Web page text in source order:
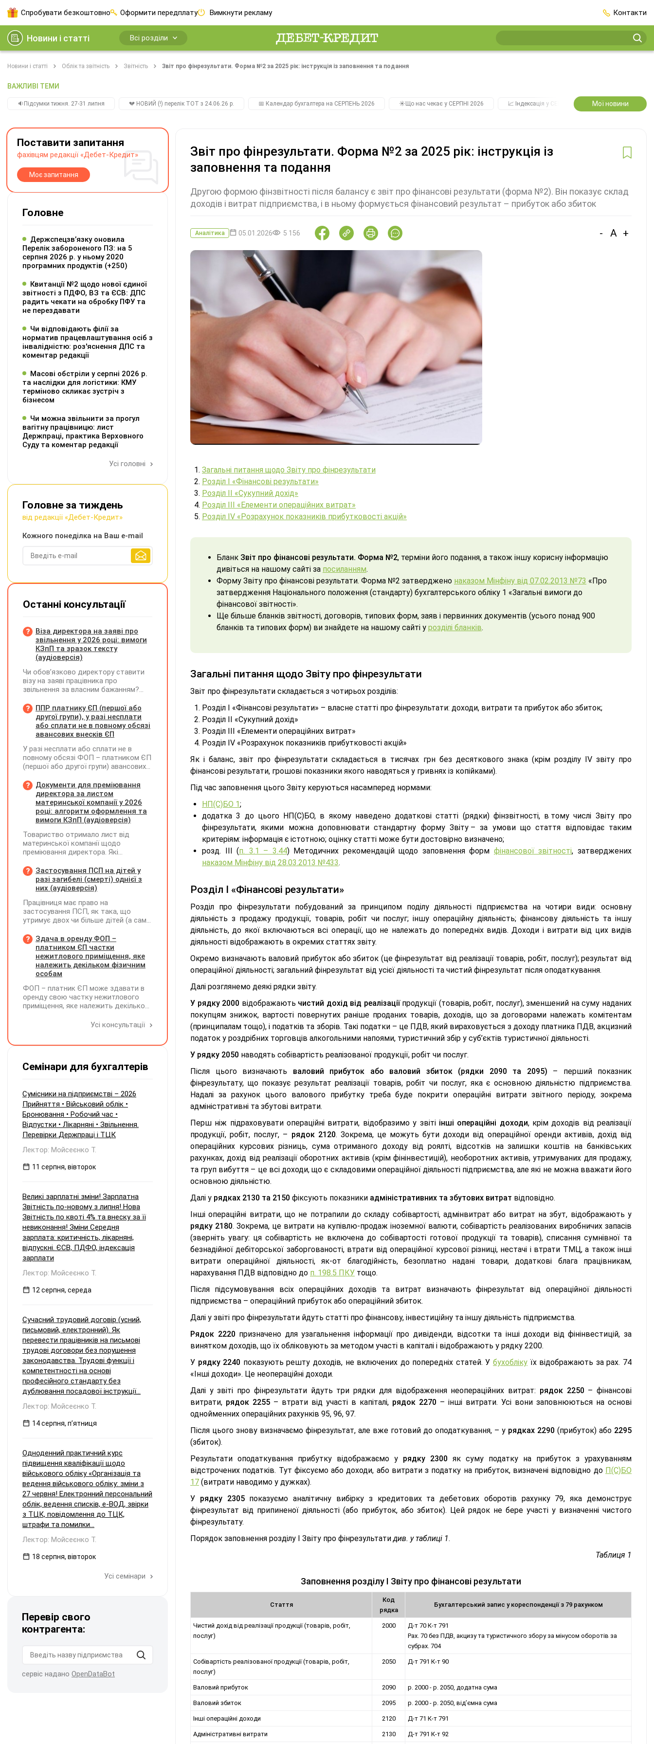
Спробувати безкоштовно Оформити передплату Вимкнути рекламу Контакти
Новини і статті Всі розділи
Новини і статті Облік та звітність Звітність Звіт про фінрезультати. Форма №2 за 2025 рік: інструкція із заповнення та подання
ВАЖЛИВІ ТЕМИ
🔉Підсумки тижня. 27-31 липня 💔 НОВИЙ (!) перелік ТОТ з 24.06.26 р. 📅 Календар бухгалтера на СЕРПЕНЬ 2026 ☀️Що нас чекає у СЕРПНІ 2026 📈 Індексація у СЕРПНІ 2️⃣0️⃣2️⃣7️⃣ Усі
Мої новини
Звіт про фінрезультати. Форма №2 за 2025 рік: інструкція із
заповнення та подання
Другою формою фінзвітності після балансу є звіт про фінансові результати (форма №2). Він показує склад
доходів і витрат підприємства, і в ньому формується фінансовий результат – прибуток або збиток
Аналітика 05.01.2026 5 156 - A +
Загальні питання щодо Звіту про фінрезультати
Розділ I «Фінансові результати»
Розділ II «Сукупний дохід»
Розділ III «Елементи операційних витрат»
Розділ IV «Розрахунок показників прибутковості акцій»
Бланк Звіт про фінансові результати. Форма №2, терміни його подання, а також іншу корисну інформацію
дивіться на нашому сайті за посиланням.
Форму Звіту про фінансові результати. Форма №2 затверджено наказом Мінфіну від 07.02.2013 №73 «Про
затвердження Національного положення (стандарту) бухгалтерського обліку 1 «Загальні вимоги до
фінансової звітності».
Ще більше бланків звітності, договорів, типових форм, заяв і первинних документів (усього понад 900
бланків та типових форм) ви знайдете на нашому сайті у розділі бланків.
Загальні питання щодо Звіту про фінрезультати
Звіт про фінрезультати складається з чотирьох розділів:
Розділ I «Фінансові результати» – власне статті про фінрезультати: доходи, витрати та прибуток або збиток;
Розділ II «Сукупний дохід»
Розділ III «Елементи операційних витрат»
Розділ IV «Розрахунок показників прибутковості акцій»
Як і баланс, звіт про фінрезультати складається в тисячах грн без десяткового знака (крім розділу IV звіту про
фінансові результати, грошові показники якого наводяться у гривнях із копійками).
Під час заповнення цього Звіту керуються насамперед нормами:
НП(С)БО 1;
додатка 3 до цього НП(С)БО, в якому наведено додаткові статті (рядки) фінзвітності, в тому числі Звіту про
фінрезультати, якими можна доповнювати стандартну форму Звіту – за умови що стаття відповідає таким
критеріям: інформація є істотною; оцінку статті може бути достовірно визначено;
розд. ІІІ (п. 3.1 – 3.44) Методичних рекомендацій щодо заповнення форм фінансової звітності, затверджених
наказом Мінфіну від 28.03.2013 №433.
Розділ I «Фінансові результати»
Розділ про фінрезультати побудований за принципом поділу діяльності підприємства на чотири види: основну
діяльність з продажу продукції, товарів, робіт чи послуг; іншу операційну діяльність; фінансову діяльність та іншу
діяльність, до якої включаються всі операції, що не належать до попередніх видів. Доходи і витрати від цих видів
діяльності відображають в окремих статтях звіту.
Окремо визначають валовий прибуток або збиток (це фінрезультат від реалізації товарів, робіт, послуг); результат від
операційної діяльності; загальний фінрезультат від усієї діяльності та чистий фінрезультат після оподаткування.
Далі розглянемо деякі рядки звіту.
У рядку 2000 відображають чистий дохід від реалізаціїпродукції (товарів, робіт, послуг), зменшений на суму наданих
покупцям знижок, вартості повернутих раніше проданих товарів, доходів, що за договорами належать комітентам
(принципалам тощо), і податків та зборів. Такі податки – це ПДВ, який вираховується з доходу платника ПДВ, акцизний
податок у роздрібних торговців алкогольними напоями, туристичний збір у суб’єктів туристичної діяльності.
У рядку 2050 наводять собівартість реалізованої продукції, робіт чи послуг.
Після цього визначають валовий прибуток або валовий збиток (рядки 2090 та 2095) – перший показник
фінрезультату, що показує результат реалізації товарів, робіт чи послуг, яка є основною діяльністю підприємства.
Надалі за рахунок цього валового прибутку треба буде покрити операційні витрати звітного періоду, зокрема
адміністративні та збутові витрати.
Перш ніж підраховувати операційні витрати, відобразимо у звіті інші операційні доходи, крім доходів від реалізації
продукції, робіт, послуг, – рядок 2120. Зокрема, це можуть бути доходи від операційної оренди активів, дохід від
операційних курсових різниць, сума отриманого доходу від роялті, відсотків на залишки коштів на банківських
рахунках, дохід від реалізації оборотних активів (крім фінінвестицій), необоротних активів, утримуваних для продажу,
та груп вибуття – це всі доходи, що є складовими операційної діяльності підприємства, але які не можна вважати його
основною діяльністю.
Далі у рядках 2130 та 2150 фіксують показники адміністративних та збутових витрат відповідно.
Інші операційні витрати, що не потрапили до складу собівартості, адмінвитрат або витрат на збут, відображають у
рядку 2180. Зокрема, це витрати на купівлю-продаж іноземної валюти, собівартість реалізованих виробничих запасів
(зверніть увагу: ця собівартість не включена до собівартості готової продукції та товарів), списання сумнівної та
безнадійної дебіторської заборгованості, втрати від операційної курсової різниці, нестачі і втрати ТМЦ, а також інші
витрати операційної діяльності, як-от благодійність, безоплатно надані товари, додаткові блага працівникам,
нарахування ПДВ відповідно до п. 198.5 ПКУ тощо.
Після підсумовування всіх операційних доходів та витрат визначають фінрезультат від операційної діяльності
підприємства – операційний прибуток або операційний збиток.
Далі у звіті про фінрезультати йдуть статті про фінансову, інвестиційну та іншу діяльність підприємства.
Рядок 2220 призначено для узагальнення інформації про дивіденди, відсотки та інші доходи від фінінвестицій, за
винятком доходів, що їх обліковують за методом участі в капіталі і відображають у рядку 2200.
У рядку 2240 показують решту доходів, не включених до попередніх статей. Убухобліку їх відображають за рах. 74
«Iнші доходи». Це неопераційні доходи.
Далі у звіті про фінрезультати йдуть три рядки для відображення неопераційних витрат: рядок 2250 – фінансові
витрати, рядок 2255 – втрати від участі в капіталі, рядок 2270 – інші витрати. Усі вони заповнюються на основі
однойменних операційних рахунків 95, 96, 97.
Після цього знову визначаємо фінрезультат, але вже готовий до оподаткування, – у рядках 2290 (прибуток) або 2295
(збиток).
Результати оподаткування прибутку відображаємо у рядку 2300 як суму податку на прибуток з урахуванням
відстрочених податків. Тут фіксуємо або доходи, або витрати з податку на прибуток, визначені відповідно до П(С)БО
17 (витрати наводимо у дужках).
У рядку 2305показуємо аналітичну вибірку з кредитових та дебетових оборотів рахунку 79, яка демонструє
фінрезультат від припиненої діяльності (або прибуток, або збиток). Цей рядок не бере участі у визначенні чистого
фінрезультату.
Порядок заповнення розділу I Звіту про фінрезультатидив. у таблиці 1.
Таблиця 1
Заповнення розділу I Звіту про фінансові результати
Стаття
Код
рядка
Бухгалтерський запис у кореспонденції з 79 рахунком
Чистий дохід від реалізації продукції (товарів, робіт,
послуг)
2000
Д-т 70 К-т 791
Рах. 70 без ПДВ, акцизу та туристичного збору за мінусом оборотів за
субрах. 704
Собівартість реалізованої продукції (товарів, робіт,
послуг)
2050 Д-т 791 К-т 90
Валовий прибуток 2090 р. 2000 - р. 2050, додатна сума
Валовий збиток 2095 р. 2000 - р. 2050, від’ємна сума
Інші операційні доходи 2120 Д-т 71 К-т 791
Адміністративні витрати 2130 Д-т 791 К-т 92
Поставити запитання
фахівцям редакції «Дебет-Кредит»
Моє запитання
Головне
Держспецзв’язку оновила
Перелік забороненого ПЗ: на 5
серпня 2026 р. у ньому 2020
програмних продуктів (+250)
Квитанції №2 щодо нової єдиної
звітності з ПДФО, ВЗ та ЄСВ: ДПС
радить чекати на обробку ПФУ та
не перездавати
Чи відповідають філії за
норматив працевлаштування осіб з
інвалідністю: роз'яснення ДПС та
коментар редакції
Масові обстріли у серпні 2026 р.
та наслідки для логістики: КМУ
терміново скликає зустріч з
бізнесом
Чи можна звільнити за прогул
вагітну працівницю: лист
Держпраці, практика Верховного
Суду та коментар редакції
Усі головні
Головне за тиждень
від редакції «Дебет-Кредит»
Кожного понеділка на Ваш e-mail
Останні консультації
Віза директора на заяві про
звільнення у 2026 році: вимоги
КЗпП та зразок тексту
(аудіоверсія)
Чи обов’язково директору ставити
візу на заяві працівника про
звільнення за власним бажанням?
згідно з нормами КЗпП?
ППР платнику ЄП (першої або
другої групи), у разі несплати
або сплати не в повному обсязі
авансових внесків ЄП
У разі несплати або сплати не в
повному обсязі ФОП – платником ЄП
(першої або другої групи) авансових
результатами акта перевірки щодо
таких виявлених порушень
визначається сума штрафу та
складається ППР за формою «Ш»
Документи для преміювання
директора за листом
материнської компанії у 2026
році: алгоритм оформлення та
вимоги КЗпП (аудіоверсія)
Товариство отримало лист від
материнської компанії щодо
преміювання директора. Які
належного оформлення такої премії?
Застосування ПСП на дітей у
разі загибелі (смерті) однієї з
них (аудіоверсія)
Працівниця має право на
застосування ПСП, як така, що
утримує двох чи більше дітей (а саме
одна дитина загинула. Як надалі
правильно застосовувати ПСП?
Працівниця має подати нову заяву на
застосування ПСП?
Здача в оренду ФОП –
платником ЄП частки
нежитлового приміщення, яке
належить декільком фізичним
особам
ФОП – платник ЄП може здавати в
оренду свою частку нежитлового
приміщення, яке належить декільком
поділом на частки кожна з яких до
Усі консультації
Семінари для бухгалтерів
Сумісники на підприємстві – 2026
Прийняття • Військовий облік •
Бронювання • Робочий час •
Відпустки • Лікарняні • Звільнення.
Перевірки Держпраці і ТЦК
Лектор: Мойсеєнко Т.
11 серпня, вівторок
Великі зарплатні зміни! Зарплатна
Звітність по-новому з липня! Нова
Звітність по квоті 4% та внеску за її
невиконання! Зміни Середня
зарплата: критичність, лікарняні,
відпускні. ЄСВ, ПДФО, індексація
зарплати
Лектор: Мойсеєнко Т.
12 серпня, середа
Сучасний трудовий договір (усний,
письмовий, електронний). Як
перевести працівників на письмові
трудові договори без порушення
законодавства. Трудові функції і
компетентності на основі
професійного стандарту без
дублювання посадової інструкції...
Лектор: Мойсеєнко Т.
14 серпня, пʼятниця
Одноденний практичний курс
підвищення кваліфікації щодо
військового обліку «Організація та
ведення військового обліку: зміни з
27 червня! Електронний персональний
облік, ведення списків, е-ВОД, звірки
з ТЦК, повідомлення до ТЦК,
штрафи та помилки...
Лектор: Мойсеєнко Т.
18 серпня, вівторок
Усі семінари
Перевір свого
контрагента:
сервіс надано OpenDataBot